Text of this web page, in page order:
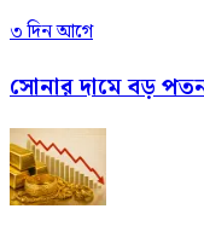
৩ দিন আগে
সোনার দামে বড়